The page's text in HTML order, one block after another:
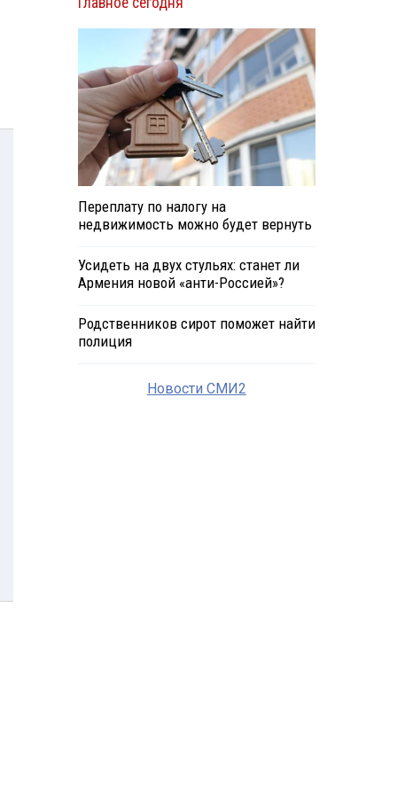
Переплату по налогу на
недвижимость можно будет вернуть
Усидеть на двух стульях: станет ли
Армения новой «анти-Россией»?
Родственников сирот поможет найти
полиция
Новости СМИ2